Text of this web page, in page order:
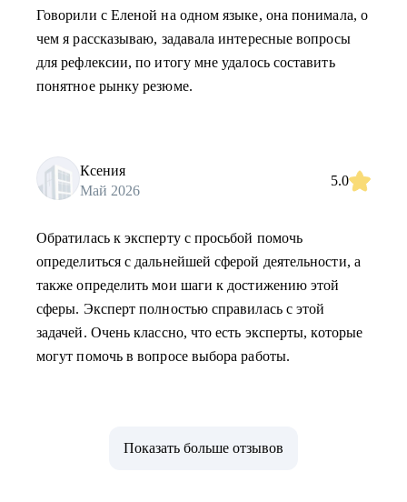
Говорили с Еленой на одном языке, она понимала, о
чем я рассказываю, задавала интересные вопросы
для рефлексии, по итогу мне удалось составить
понятное рынку резюме.
Ксения
Май 2026
5.0
Обратилась к эксперту с просьбой помочь
определиться с дальнейшей сферой деятельности, а
также определить мои шаги к достижению этой
сферы. Эксперт полностью справилась с этой
задачей. Очень классно, что есть эксперты, которые
могут помочь в вопросе выбора работы.
Показать больше отзывов